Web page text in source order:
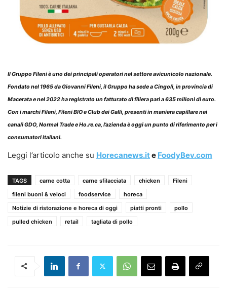
IlGruppo Fileniè uno dei principali operatori nel settore avicunicolo nazionale.
Fondato nel 1965 da Giovanni Fileni, il Gruppo ha sede a Cingoli, in provincia di
Macerata e nel 2022 ha registrato un fatturato di filiera pari a 635 milioni di euro.
Con i marchi Fileni, Fileni BIO e Club dei Galli, presenti in maniera capillare nei
canali GDO, Normal Trade e Ho.re.ca, l’azienda è oggi un punto di riferimento per i
consumatori italiani.
Leggi l’articolo anche su Horecanews.ite FoodyBev.com
TAGS carne cotta carne sfilacciata chicken
Fileni
fileni buoni & veloci
foodservice
horeca
Notizie di ristorazione e horeca di oggi
piatti pronti
pollo
pulled chicken
retail tagliata di pollo